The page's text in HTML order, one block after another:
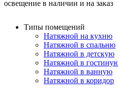
освещение в наличии и на заказ
Типы помещений
Натяжной на кухню
Натяжной в спальню
Натяжной в детскую
Натяжной в
Натяжной в ванную
Натяжной в коридор